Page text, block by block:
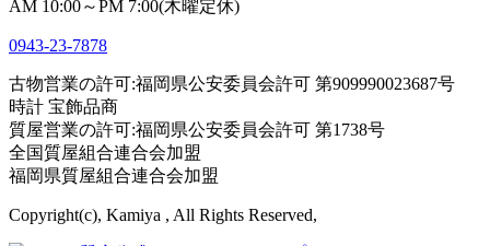
AM 10:00～PM 7:00(木曜定休)
0943-23-7878
古物営業の許可:福岡県公安委員会許可 第909990023687号
時計 宝飾品商
質屋営業の許可:福岡県公安委員会許可 第1738号
全国質屋組合連合会加盟
福岡県質屋組合連合会加盟
Copyright(c), Kamiya , All Rights Reserved,